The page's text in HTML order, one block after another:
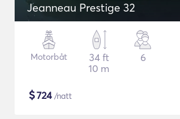
Jeanneau Prestige 32
Motorbåt
34 ft
10 m
6
$724/natt